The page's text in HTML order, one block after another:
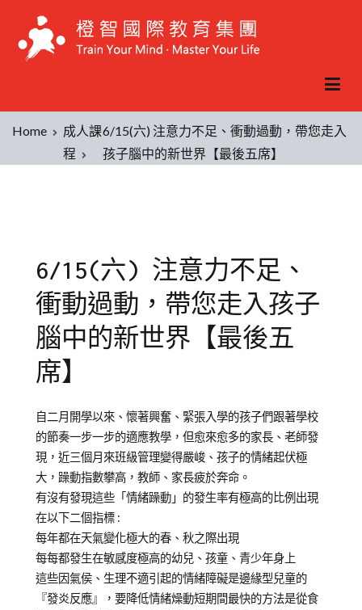
Home
成人課
程
6/15(六) 注意力不足、衝動過動，帶您走入
孩子腦中的新世界【最後五席】
6/15(六) 注意力不足、
衝動過動，帶您走入孩子
腦中的新世界【最後五
席】
Posted
on
2018-
05-
13
Posted
in
成
人
課
程
Tagged
集
團
總
部
自二月開學以來、懷著興奮、緊張入學的孩子們跟著學校
的節奏一步一步的適應教學，但愈來愈多的家長、老師發
現，近三個月來班級管理變得嚴峻、孩子的情緒起伏極
大，躁動指數攀高，教師、家長疲於奔命。
有沒有發現這些「情緒躁動」的發生率有極高的比例出現
在以下二個指標 :
每年都在天氣變化極大的春、秋之際出現
每每都發生在敏感度極高的幼兒、孩童、青少年身上
這些因氣侯、生理不適引起的情緒障礙是邊緣型兒童的
『發炎反應』，要降低情緒燥動短期間最快的方法是從食